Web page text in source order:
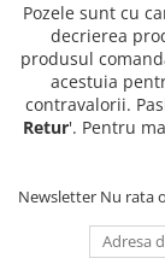
Pozele sunt cu
decrierea
produsul
acestuia
contravalorii.
Retur'. Pentru
Newsletter Nu rata